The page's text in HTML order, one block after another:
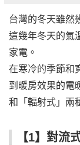
台灣的冬天雖然
這幾年冬天的氣
家電。
在寒冷的季節和
到暖房效果的電
和「輻射式」兩
【1】對流